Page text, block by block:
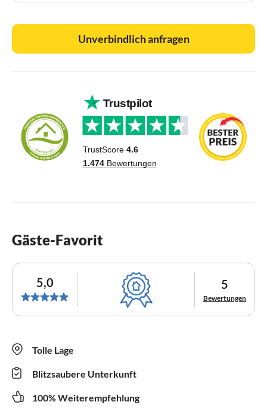
Unverbindlich anfragen
Gäste-Favorit
5,0 5
Bewertungen
Tolle Lage
Blitzsaubere Unterkunft
100% Weiterempfehlung